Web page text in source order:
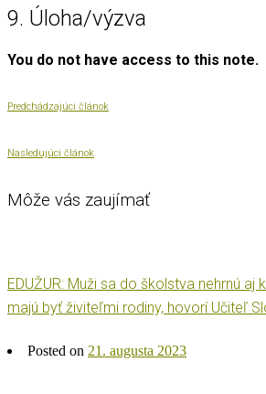
9. Úloha/výzva
You do not have access to this note.
Predchádzajúci článok
Nasledujúci článok
Môže vás zaujímať
EDUŽUR: Muži sa do školstva nehrnú aj
majú byť živiteľmi rodiny, hovorí Učiteľ
Posted on 21. augusta 2023